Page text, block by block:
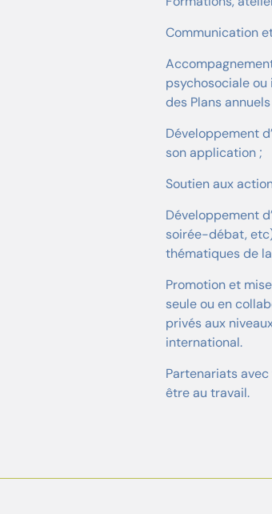
Communication
psychosociale ou
des Plans
Développement
son application ;
Soutien aux
Développement
soirée-débat,
thématiques de
Promotion et
seule ou en
privés aux
international.
Partenariats
être au travail.